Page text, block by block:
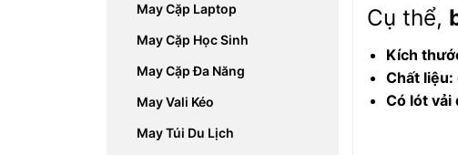
May Cặp Laptop
May Cặp Học Sinh
May Cặp Đa Năng
May Vali Kéo
May Túi Du Lịch
Cụ thể,
Kích
Chất liệu:
Có lót vải